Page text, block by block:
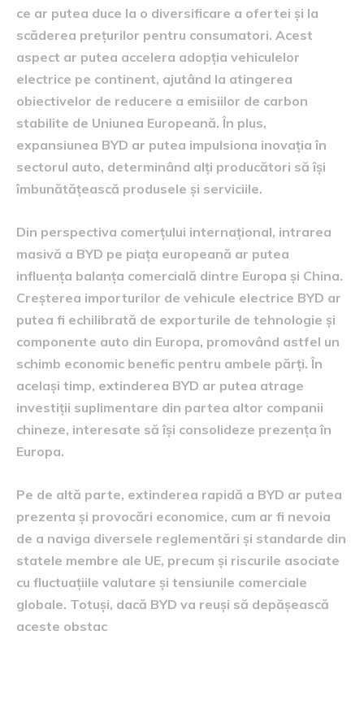
ce ar putea duce la o diversificare a ofertei și la
scăderea prețurilor pentru consumatori. Acest
aspect ar putea accelera adopția vehiculelor
electrice pe continent, ajutând la atingerea
obiectivelor de reducere a emisiilor de carbon
stabilite de Uniunea Europeană. În plus,
expansiunea BYD ar putea impulsiona inovația în
sectorul auto, determinând alți producători să își
îmbunătățească produsele și serviciile.
Din perspectiva comerțului internațional, intrarea
masivă a BYD pe piața europeană ar putea
influența balanța comercială dintre Europa și China.
Creșterea importurilor de vehicule electrice BYD ar
putea fi echilibrată de exporturile de tehnologie și
componente auto din Europa, promovând astfel un
schimb economic benefic pentru ambele părți. În
același timp, extinderea BYD ar putea atrage
investiții suplimentare din partea altor companii
chineze, interesate să își consolideze prezența în
Europa.
Pe de altă parte, extinderea rapidă a BYD ar putea
prezenta și provocări economice, cum ar fi nevoia
de a naviga diversele reglementări și standarde din
statele membre ale UE, precum și riscurile asociate
cu fluctuațiile valutare și tensiunile comerciale
globale. Totuși, dacă BYD va reuși să depășească
aceste obstac